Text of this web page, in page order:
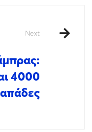
Next
4000